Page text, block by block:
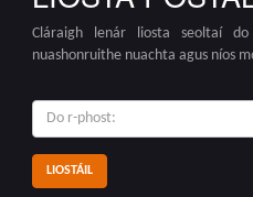
Cláraigh lenár liosta seoltaí
nuashonruithe nuachta agus níos
do
r-
phost: